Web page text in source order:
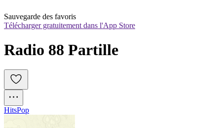
Sauvegarde des favoris
Télécharger gratuitement dans l'App Store
Radio 88 Partille
HitsPop